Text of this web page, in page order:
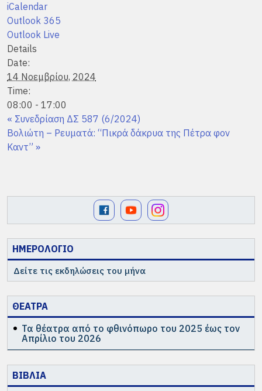
ΗΜΕΡΟΛΟΓΙΟ
Δείτε τις εκδηλώσεις του μήνα
ΘΕΑΤΡΑ
Τα θέατρα από το φθινόπωρο του 2025 έως τον
Απρίλιο του 2026
ΒΙΒΛΙΑ
iCalendar
Outlook 365
Outlook Live
Details
Date:
14 Νοεμβρίου, 2024
Time:
08:00 - 17:00
« Συνεδρίαση ΔΣ 587 (6/2024)
Βολιώτη – Ρευματά: “Πικρά δάκρυα της Πέτρα φον
Καντ” »